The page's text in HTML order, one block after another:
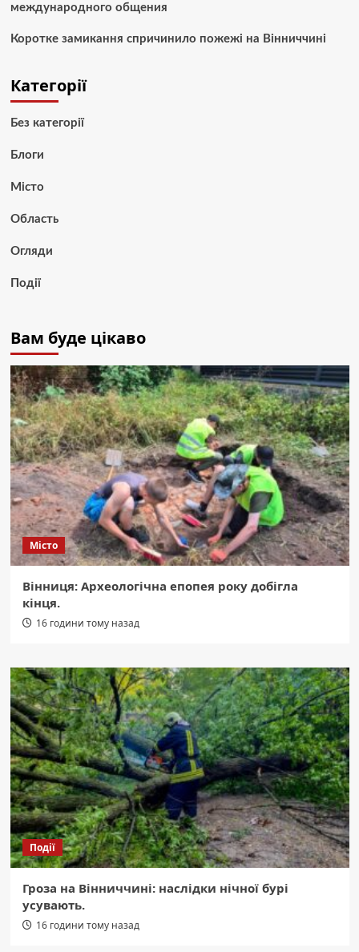
международного общения
Коротке замикання спричинило пожежі на Вінниччині
Категорії
Без категорії
Блоги
Місто
Область
Огляди
Події
Вам буде цікаво
Місто
Вінниця: Археологічна епопея року добігла
кінця.
16 години тому назад
Події
Гроза на Вінниччині: наслідки нічної бурі
усувають.
16 години тому назад